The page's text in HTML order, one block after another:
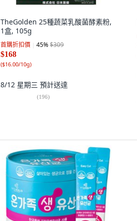
TheGolden 25種蔬菜乳酸菌酵素粉,
1盒, 105g
首購折扣價 45%$309
$168
($16.00/10g)
8/12 星期三 預計送達
(196)